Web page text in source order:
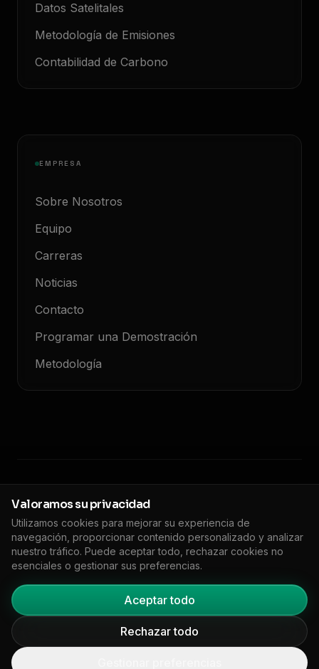
Datos Satelitales
Metodología de Emisiones
Contabilidad de Carbono
EMPRESA
Sobre Nosotros
Equipo
Carreras
Noticias
Contacto
Programar una Demostración
Metodología
© 2026 Floodlight. Todos los derechos reservados.
Política de privacidadTérminos de servicioPolítica de cookies
DPAImpreso Configuración de Cookies 🇬🇧EN
Valoramos su privacidad
Utilizamos cookies para mejorar su experiencia de
navegación, proporcionar contenido personalizado y analizar
nuestro tráfico. Puede aceptar todo, rechazar cookies no
esenciales o gestionar sus preferencias.
Aceptar todo
Rechazar todo